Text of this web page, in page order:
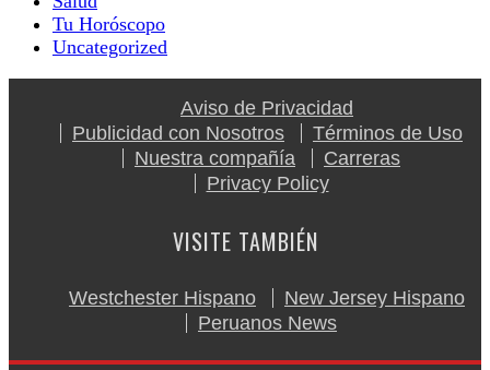
Tu Horóscopo
Uncategorized
Aviso de Privacidad
Publicidad con Nosotros
Términos de Uso
Nuestra compañía
Carreras
Privacy Policy
VISITE TAMBIÉN
Westchester Hispano
New Jersey Hispano
Peruanos News